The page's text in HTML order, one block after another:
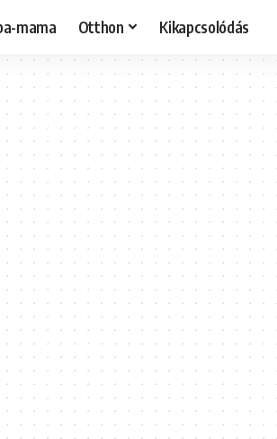
mama Otthon Kikapcsolódás